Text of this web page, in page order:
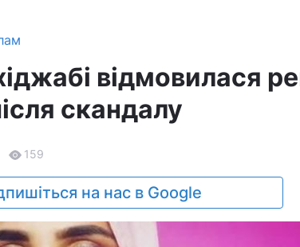
відмовилася
скандалу
159
на нас в Google